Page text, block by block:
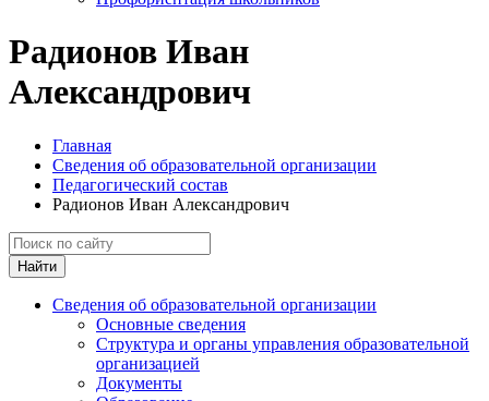
Радионов Иван
Александрович
Главная
Сведения об образовательной организации
Педагогический состав
Радионов Иван Александрович
Найти
Сведения об образовательной организации
Основные сведения
Структура и органы управления образовательной
организацией
Документы